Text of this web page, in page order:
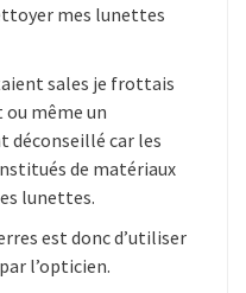
mes lunettes
sales je frottais
même un
déconseillé car les
de matériaux
lunettes.
est donc d’utiliser
l’opticien.